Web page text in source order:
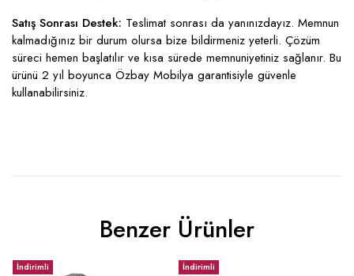
Satış Sonrası Destek: Teslimat sonrası da yanınızdayız. Memnun
kalmadığınız bir durum olursa bize bildirmeniz yeterli. Çözüm
süreci hemen başlatılır ve kısa sürede memnuniyetiniz sağlanır. Bu
ürünü 2 yıl boyunca Özbay Mobilya garantisiyle güvenle
kullanabilirsiniz.
Benzer Ürünler
İndirimli İndirimli